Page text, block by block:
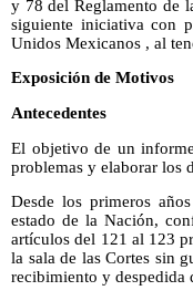
y 78 del Reglamento de
siguiente iniciativa con
Unidos Mexicanos , al
Exposición de Motivos
Antecedentes
El objetivo de un
problemas y elaborar los
Desde los primeros
estado de la Nación,
artículos del 121 al 123
la sala de las Cortes sin
recibimiento y despedida